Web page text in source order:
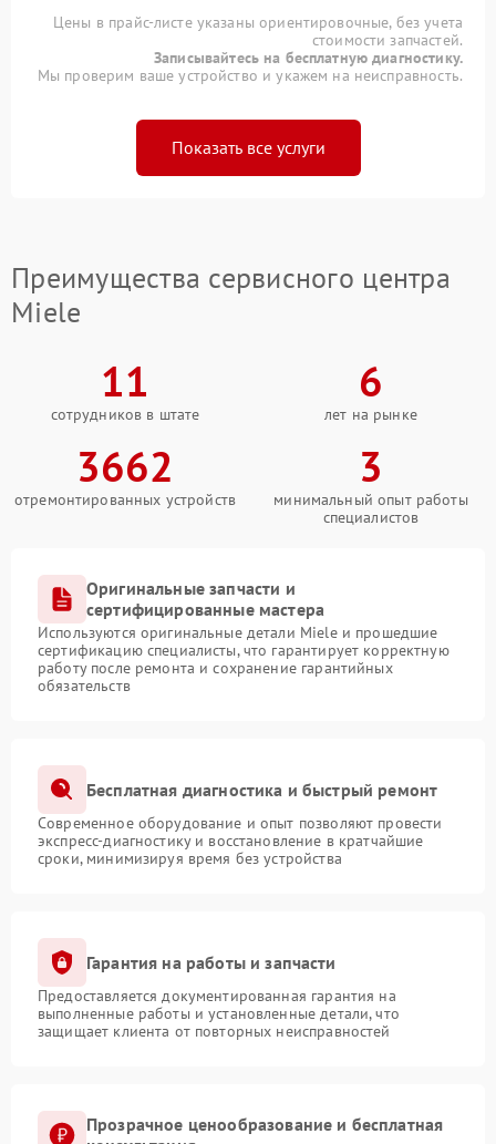
Цены в прайс-листе указаны ориентировочные, без учета
стоимости запчастей.
Записывайтесь на бесплатную диагностику.
Мы проверим ваше устройство и укажем на неисправность.
Показать все услуги
Преимущества сервисного центра
Miele
11
сотрудников в штате
6
лет на рынке
3662
отремонтированных устройств
3
минимальный опыт работы
специалистов
Оригинальные запчасти и
сертифицированные мастера
Используются оригинальные детали Miele и прошедшие
сертификацию специалисты, что гарантирует корректную
работу после ремонта и сохранение гарантийных
обязательств
Бесплатная диагностика и быстрый ремонт
Современное оборудование и опыт позволяют провести
экспресс-диагностику и восстановление в кратчайшие
сроки, минимизируя время без устройства
Гарантия на работы и запчасти
Предоставляется документированная гарантия на
выполненные работы и установленные детали, что
защищает клиента от повторных неисправностей
Прозрачное ценообразование и бесплатная